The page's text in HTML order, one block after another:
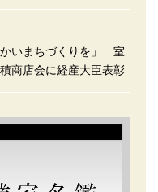
かいまちづくりを」 室
商店会に経産大臣表彰